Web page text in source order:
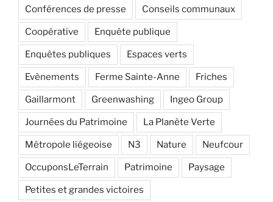
Conférences de presse Conseils communaux
Coopérative Enquête publique
Enquêtes publiques Espaces verts
Evènements Ferme Sainte-Anne Friches
Gaillarmont Greenwashing Ingeo Group
Journées du Patrimoine La Planète Verte
Métropole liégeoise N3 Nature Neufcour
OccuponsLeTerrain Patrimoine Paysage
Petites et grandes victoires